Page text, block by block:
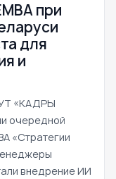
при
для
и
«КАДРЫ
очередной
«Стратегии
внедрение ИИ